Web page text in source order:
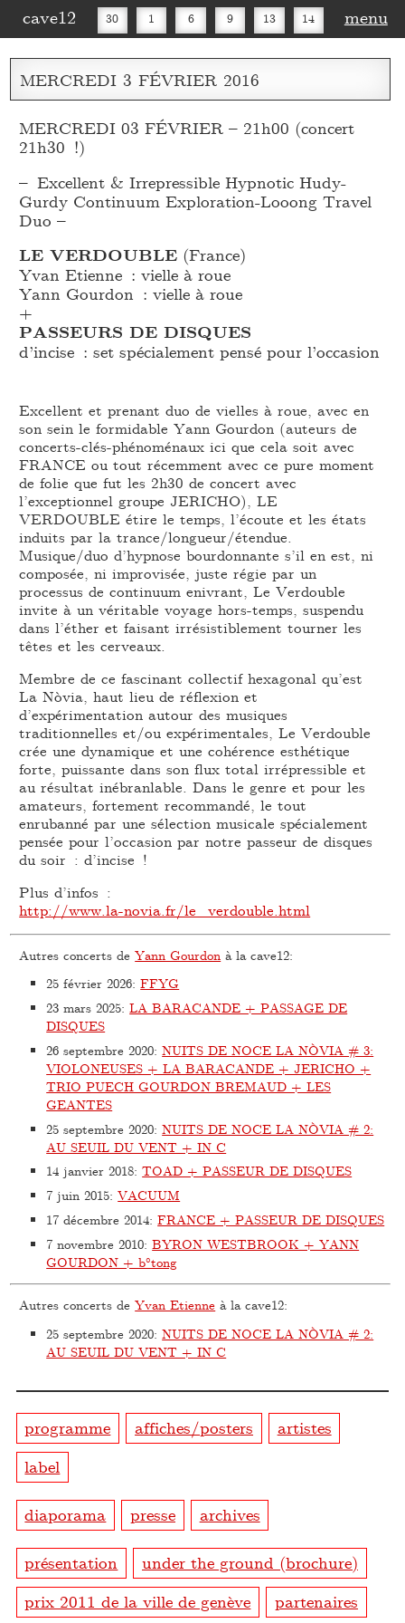
cave12 30 1 6 9 13 14
16 20 27 30
menu
MERCREDI 3 FÉVRIER 2016
MERCREDI 03 FÉVRIER – 21h00 (concert
21h30 !)
– Excellent & Irrepressible Hypnotic Hudy-
Gurdy Continuum Exploration-Looong Travel
Duo –
LE VERDOUBLE (France)
Yvan Etienne : vielle à roue
Yann Gourdon : vielle à roue
+
PASSEURS DE DISQUES
d’incise : set spécialement pensé pour l’occasion
Excellent et prenant duo de vielles à roue, avec en
son sein le formidable Yann Gourdon (auteurs de
concerts-clés-phénoménaux ici que cela soit avec
FRANCE ou tout récemment avec ce pure moment
de folie que fut les 2h30 de concert avec
l’exceptionnel groupe JERICHO), LE
VERDOUBLE étire le temps, l’écoute et les états
induits par la trance/longueur/étendue.
Musique/duo d’hypnose bourdonnante s’il en est, ni
composée, ni improvisée, juste régie par un
processus de continuum enivrant, Le Verdouble
invite à un véritable voyage hors-temps, suspendu
dans l’éther et faisant irrésistiblement tourner les
têtes et les cerveaux.
Membre de ce fascinant collectif hexagonal qu’est
La Nòvia, haut lieu de réflexion et
d’expérimentation autour des musiques
traditionnelles et/ou expérimentales, Le Verdouble
crée une dynamique et une cohérence esthétique
forte, puissante dans son flux total irrépressible et
au résultat inébranlable. Dans le genre et pour les
amateurs, fortement recommandé, le tout
enrubanné par une sélection musicale spécialement
pensée pour l’occasion par notre passeur de disques
du soir : d’incise !
Plus d’infos :
http://www.la-novia.fr/le_verdouble.html
Autres concerts deYann Gourdon à la cave12:
25 février 2026:FFYG
23 mars 2025:LA BARACANDE + PASSAGE DE
DISQUES
26 septembre 2020:NUITS DE NOCE LA NÒVIA # 3:
VIOLONEUSES + LA BARACANDE + JERICHO +
TRIO PUECH GOURDON BREMAUD + LES
GEANTES
25 septembre 2020:NUITS DE NOCE LA NÒVIA # 2:
AU SEUIL DU VENT + IN C
14 janvier 2018:TOAD + PASSEUR DE DISQUES
7 juin 2015:VACUUM
17 décembre 2014:FRANCE + PASSEUR DE DISQUES
7 novembre 2010:BYRON WESTBROOK + YANN
GOURDON + b°tong
Autres concerts deYvan Etienne à la cave12:
25 septembre 2020:NUITS DE NOCE LA NÒVIA # 2:
AU SEUIL DU VENT + IN C
programme affiches/posters
artistes
label
diaporama presse archives
présentation
under the ground (brochure)
prix 2011 de la ville de genève
partenaires